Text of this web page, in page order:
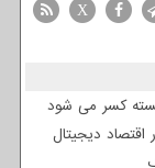
X
بسته کسر می شود
اقتصاد دیجیتال